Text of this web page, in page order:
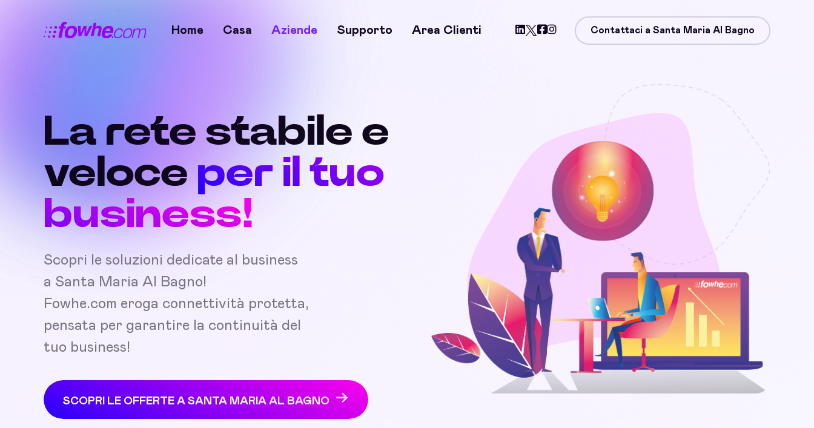
Home Casa Aziende Supporto Area Clienti Contattaci a Santa Maria Al Bagno
La rete stabile e
veloce per il tuo
business!
Scopri le soluzioni dedicate al business
a Santa Maria Al Bagno!
Fowhe.com eroga connettività protetta,
pensata per garantire la continuità del
tuo business!
SCOPRI LE OFFERTE A SANTA MARIA AL BAGNO